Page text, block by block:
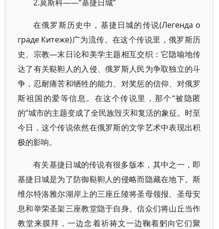
2.莫斯科——“基捷日城”
在俄罗斯历史中，基捷日城的传说(Легенда о
граде Китеже)广为流传。在这个传说里，俄罗斯历
史、宗教—末日论和美学主题相互交织：它隐喻地传
达了有关鞑靼人的入侵、俄罗斯人民为争取独立的斗
争，忍耐痛苦和牺牲的能力、对奖惩的信仰、对俄罗
斯祖国的爱等信息。在这个传说里，那个“被隐匿
的”城市的主题变成了全民族毁灭和复活的象征。时至
今日，这个传说依然在俄罗斯的文学艺术中表现出积
极的影响。
有关基捷日城的传说有很多版本，其中之一，即
基捷日城是为了防御鞑靼人的侵略而隐藏在地下。斯
维尔特洛雅尔湖岸上的三座丘陵将圣母领报、圣母安
息和举荣圣架三座教堂隐于自身。信众们将山丘当作
教堂来膜拜，一边念着祈祷文一边鞠着躬向它们聚